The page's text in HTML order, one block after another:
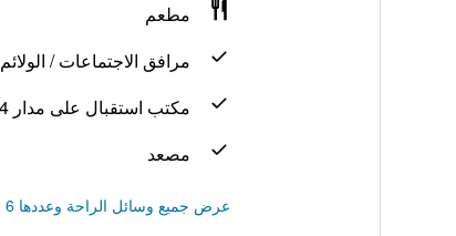
مطعم
مرافق الاجتماعات / الولائم
مكتب استقبال على مدار 24 ساعة
مصعد
عرض جميع وسائل الراحة وعددها 6